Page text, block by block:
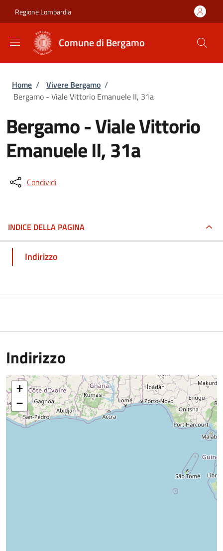
Regione Lombardia
Comune di Bergamo
Briciole di pane
Home / Vivere Bergamo /
Bergamo - Viale Vittorio Emanuele II, 31a
Bergamo - Viale Vittorio
Emanuele II, 31a
Condividi
INDICE DELLA PAGINA
Indirizzo
Indirizzo
+
−